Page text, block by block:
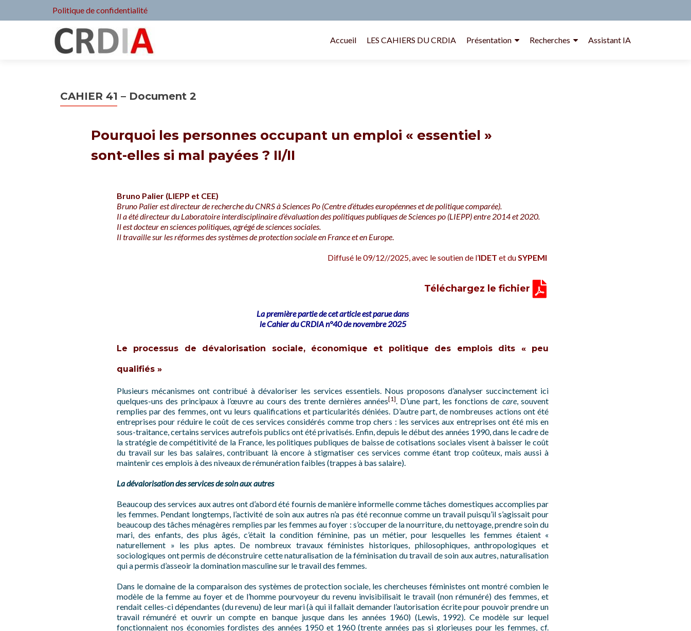
Politique de confidentialité
Accueil LES CAHIERS DU CRDIA Présentation Recherches Assistant IA
CAHIER 41 – Document 2
Pourquoi les personnes occupant un emploi « essentiel »
sont-elles si mal payées ? II/II
Bruno Palier (LIEPP et CEE)
Bruno Palier est directeur de recherche du CNRS à Sciences Po (Centre d’études européennes et de politique comparée).
Il a été directeur du Laboratoire interdisciplinaire d’évaluation des politiques publiques de Sciences po (LIEPP) entre 2014 et 2020.
Il est docteur en sciences politiques, agrégé de sciences sociales.
Il travaille sur les réformes des systèmes de protection sociale en France et en Europe.
Diffusé le 09/12//2025, avec le soutien de l’IDET et duSYPEMI
Téléchargez le fichier
La première partie de cet article est parue dans
le Cahier du CRDIA n°40de novembre 2025
Le processus de dévalorisation sociale, économique et politique des emplois dits « peu
qualifiés »
Plusieurs mécanismes ont contribué à dévaloriser les services essentiels. Nous proposons d’analyser succinctement ici
quelques-uns des principaux à l’œuvre au cours des trente dernières années[1]. D’une part, les fonctions de care, souvent
remplies par des femmes, ont vu leurs qualifications et particularités déniées. D’autre part, de nombreuses actions ont été
entreprises pour réduire le coût de ces services considérés comme trop chers : les services aux entreprises ont été mis en
sous-traitance, certains services autrefois publics ont été privatisés. Enfin, depuis le début des années 1990, dans le cadre de
la stratégie de compétitivité de la France, les politiques publiques de baisse de cotisations sociales visent à baisser le coût
du travail sur les bas salaires, contribuant là encore à stigmatiser ces services comme étant trop coûteux, mais aussi à
maintenir ces emplois à des niveaux de rémunération faibles (trappes à bas salaire).
La dévalorisation des services de soin aux autres
Beaucoup des services aux autres ont d’abord été fournis de manière informelle comme tâches domestiques accomplies par
les femmes. Pendant longtemps, l’activité de soin aux autres n’a pas été reconnue comme un travail puisqu’il s’agissait pour
beaucoup des tâches ménagères remplies par les femmes au foyer : s’occuper de la nourriture, du nettoyage, prendre soin du
mari, des enfants, des plus âgés, c’était la condition féminine, pas un métier, pour lesquelles les femmes étaient «
naturellement » les plus aptes. De nombreux travaux féministes historiques, philosophiques, anthropologiques et
sociologiques ont permis de déconstruire cette naturalisation de la féminisation du travail de soin aux autres, naturalisation
qui a permis d’asseoir la domination masculine sur le travail des femmes.
Dans le domaine de la comparaison des systèmes de protection sociale, les chercheuses féministes ont montré combien le
modèle de la femme au foyer et de l’homme pourvoyeur du revenu invisibilisait le travail (non rémunéré) des femmes, et
rendait celles-ci dépendantes (du revenu) de leur mari (à qui il fallait demander l’autorisation écrite pour pouvoir prendre un
travail rémunéré et ouvrir un compte en banque jusque dans les années 1960) (Lewis, 1992). Ce modèle sur lequel
fonctionnaient nos économies fordistes des années 1950 et 1960 (trente années pas si glorieuses pour les femmes, cf.